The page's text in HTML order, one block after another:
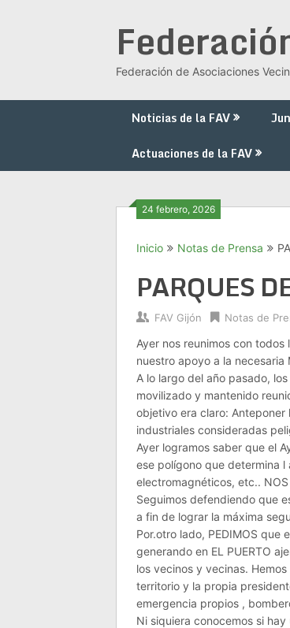
Federación de Asociaciones
Noticias de la FAV
Actuaciones de la FAV
24 febrero, 2026
Inicio Notas de Prensa
PARQUES
FAV Gijón Notas de
Ayer nos reunimos con
nuestro apoyo a la necesaria
A lo largo del año pasado,
movilizado y mantenido
objetivo era claro: Anteponer
industriales consideradas
Ayer logramos saber que el
ese polígono que determina
electromagnéticos, etc.. NOS
Seguimos defendiendo que
a fin de lograr la máxima
Por.otro lado, PEDIMOS que
generando en EL PUERTO
los vecinos y vecinas.
territorio y la propia
emergencia propios ,
Ni siquiera conocemos si hay